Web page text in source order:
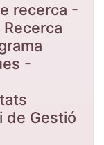
recerca -
-
de Gestió